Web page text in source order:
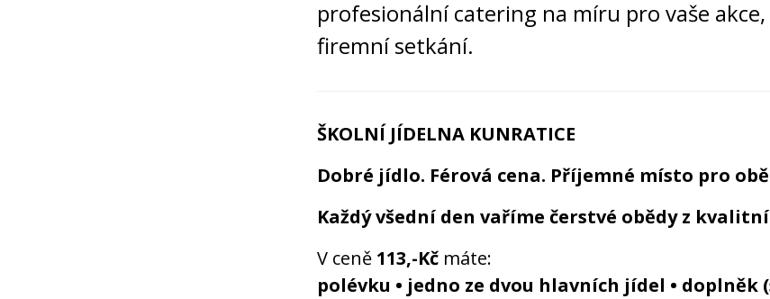
profesionální catering na míru pro vaše akce,
firemní setkání.
ŠKOLNÍ JÍDELNA KUNRATICE
Dobré jídlo. Férová cena. Příjemné místo pro
Každý všední den vaříme čerstvé obědy z
V ceně 113,-Kč máte:
polévku • jedno ze dvou hlavních jídel • doplněk